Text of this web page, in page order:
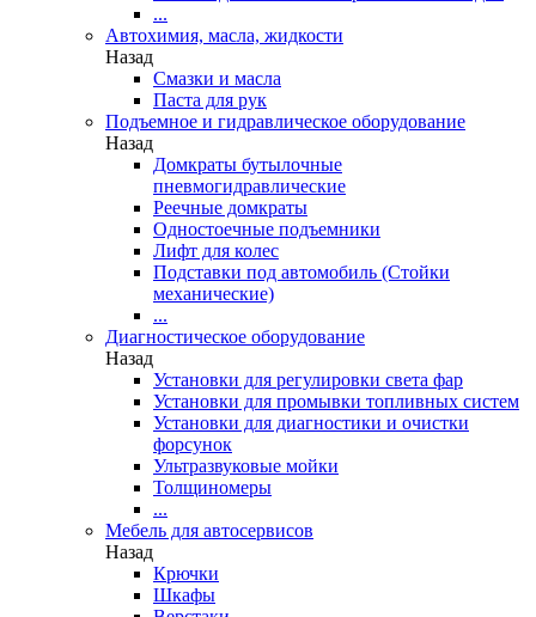
...
Автохимия, масла, жидкости
Назад
Смазки и масла
Паста для рук
Подъемное и гидравлическое оборудование
Назад
Домкраты бутылочные
пневмогидравлические
Реечные домкраты
Одностоечные подъемники
Лифт для колес
Подставки под автомобиль (Стойки
механические)
...
Диагностическое оборудование
Назад
Установки для регулировки света фар
Установки для промывки топливных систем
Установки для диагностики и очистки
форсунок
Ультразвуковые мойки
Толщиномеры
...
Мебель для автосервисов
Назад
Крючки
Шкафы